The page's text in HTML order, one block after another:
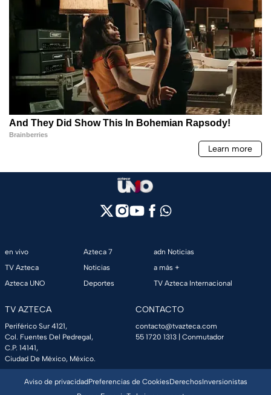
en vivo
TV Azteca
Azteca UNO
Azteca 7
Noticias
Deportes
adn Noticias
a más +
TV Azteca Internacional
TV AZTECA
Periférico Sur 4121,
Col. Fuentes Del Pedregal,
C.P. 14141,
Ciudad De México, México.
CONTACTO
contacto@tvazteca.com
55 1720 1313 | Conmutador
Aviso de privacidadPreferencias de CookiesDerechosInversionistas